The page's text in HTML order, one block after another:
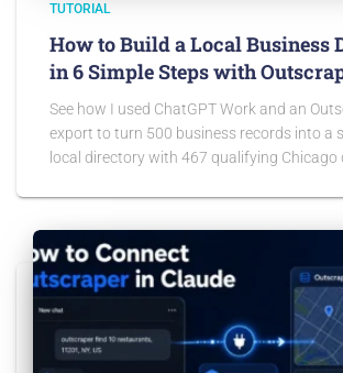
TUTORIAL
How to Build a Local Business
in 6 Simple Steps with
See how I used ChatGPT Work and an
export to turn 500 business records into a
local directory with 467 qualifying Chicago